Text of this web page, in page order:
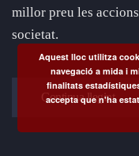
millor preu les
societat.
Continua llegint
Aquest lloc utilitza
navegació a mida i
finalitats
accepta que n'ha